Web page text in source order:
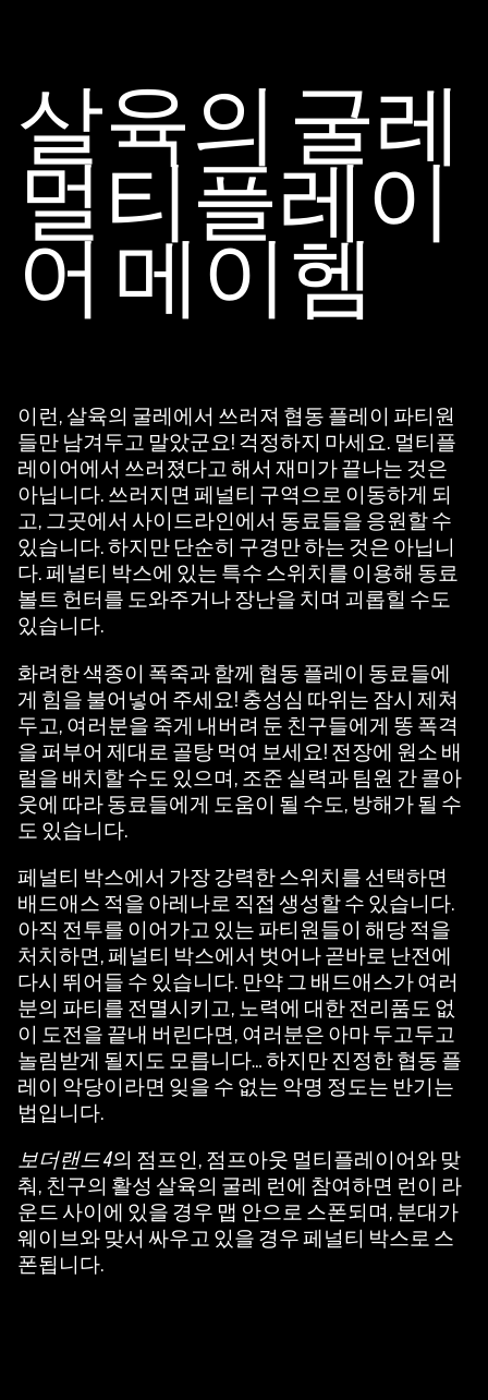
살육의 굴레
멀티플레이
어 메이헴
이런, 살육의 굴레에서 쓰러져 협동 플레이 파티원
들만 남겨두고 말았군요! 걱정하지 마세요. 멀티플
레이어에서 쓰러졌다고 해서 재미가 끝나는 것은
아닙니다. 쓰러지면 페널티 구역으로 이동하게 되
고, 그곳에서 사이드라인에서 동료들을 응원할 수
있습니다. 하지만 단순히 구경만 하는 것은 아닙니
다. 페널티 박스에 있는 특수 스위치를 이용해 동료
볼트 헌터를 도와주거나 장난을 치며 괴롭힐 수도
있습니다.
화려한 색종이 폭죽과 함께 협동 플레이 동료들에
게 힘을 불어넣어 주세요! 충성심 따위는 잠시 제쳐
두고, 여러분을 죽게 내버려 둔 친구들에게 똥 폭격
을 퍼부어 제대로 골탕 먹여 보세요! 전장에 원소 배
럴을 배치할 수도 있으며, 조준 실력과 팀원 간 콜아
웃에 따라 동료들에게 도움이 될 수도, 방해가 될 수
도 있습니다.
페널티 박스에서 가장 강력한 스위치를 선택하면
배드애스 적을 아레나로 직접 생성할 수 있습니다.
아직 전투를 이어가고 있는 파티원들이 해당 적을
처치하면, 페널티 박스에서 벗어나 곧바로 난전에
다시 뛰어들 수 있습니다. 만약 그 배드애스가 여러
분의 파티를 전멸시키고, 노력에 대한 전리품도 없
이 도전을 끝내 버린다면, 여러분은 아마 두고두고
놀림받게 될지도 모릅니다… 하지만 진정한 협동 플
레이 악당이라면 잊을 수 없는 악명 정도는 반기는
법입니다.
보더랜드 4의 점프인, 점프아웃 멀티플레이어와 맞
춰, 친구의 활성 살육의 굴레 런에 참여하면 런이 라
운드 사이에 있을 경우 맵 안으로 스폰되며, 분대가
웨이브와 맞서 싸우고 있을 경우 페널티 박스로 스
폰됩니다.